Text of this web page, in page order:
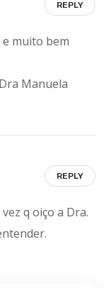
muito bem
Manuela
REPLY
q oiço a Dra.
REPLY